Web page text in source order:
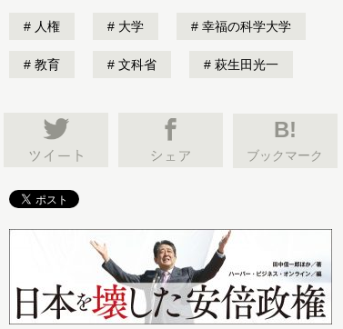
人権 大学 幸福の科学大学
教育 文科省 萩生田光一
B!
ブックマーク